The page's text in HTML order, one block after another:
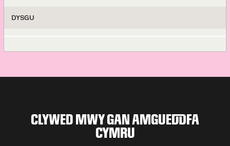
DYSGU
CLYWED MWY GAN AMGUEDDFA
CYMRU